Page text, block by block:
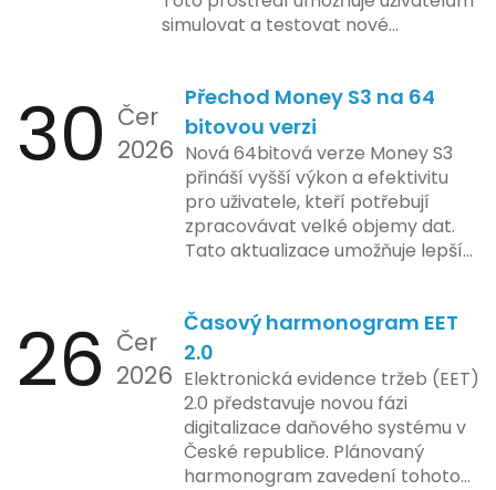
soukromí a ochrany dat uživatelů.
bezpečnost a ochranu spotřebitelů,
regulační orgány různých zemí jsou
na pozoru a sledují vývoj celého
případu velmi bedlivě. Vedení
společnosti zatím neposkytlo
podrobnější informace o
konkrétních záměrech či časové
ose zavedení této technologie.
simulovat a testovat nové
kontrolovaném prostředí. Uživatelé
mají možnost předem se seznámit s
aktualizacemi, a tím lépe připravit
své systémy na oficiální zavedení
nového systému.
30 Čer
2026
Přechod Money S3 na 64
bitovou verzi
Nová 64bitová verze Money S3
přináší vyšší výkon a efektivitu
pro uživatele, kteří potřebují
zpracovávat velké objemy dat.
Tato aktualizace umožňuje lepší
podniky s náročnými účetními
procesy.
26 Čer
2026
Časový harmonogram EET
2.0
Elektronická evidence tržeb (EET)
2.0 představuje novou fázi
digitalizace daňového systému v
České republice. Plánovaný
harmonogram zavedení tohoto